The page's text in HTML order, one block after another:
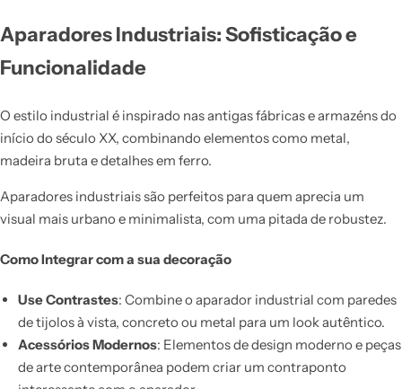
Aparadores Industriais: Sofisticação e
Funcionalidade
O estilo industrial é inspirado nas antigas fábricas e armazéns do
início do século XX, combinando elementos como metal,
madeira bruta e detalhes em ferro.
Aparadores industriais são perfeitos para quem aprecia um
visual mais urbano e minimalista, com uma pitada de robustez.
Como Integrar com a sua decoração
Use Contrastes: Combine o aparador industrial com paredes
de tijolos à vista, concreto ou metal para um look autêntico.
Acessórios Modernos: Elementos de design moderno e peças
de arte contemporânea podem criar um contraponto